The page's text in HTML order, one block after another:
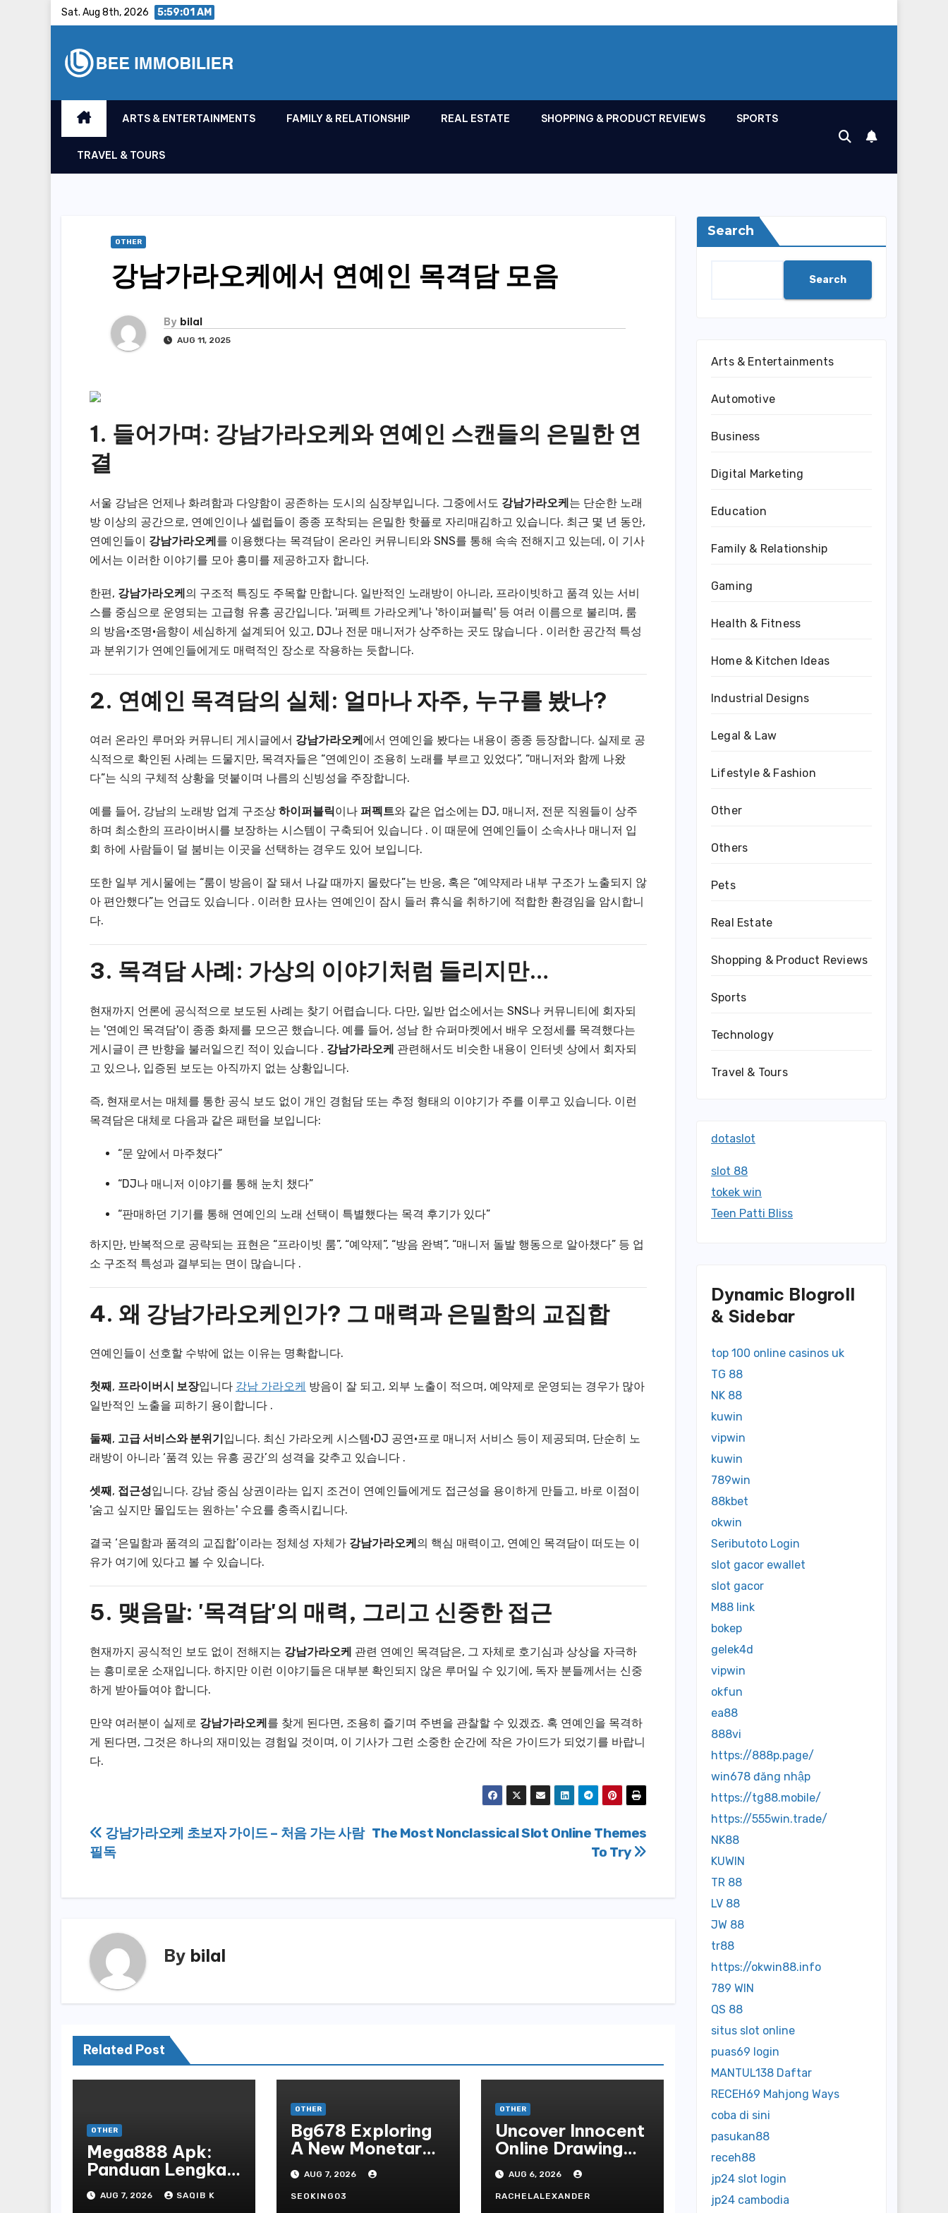
Sat. Aug 8th, 2026 5:59:02 AM
ARTS & ENTERTAINMENTS FAMILY & RELATIONSHIP REAL ESTATE SHOPPING & PRODUCT REVIEWS SPORTS
TRAVEL & TOURS
OTHER
강남가라오케에서 연예인 목격담 모음
By bilal
AUG 11, 2025
1. 들어가며: 강남가라오케와 연예인 스캔들의 은밀한 연
결
서울 강남은 언제나 화려함과 다양함이 공존하는 도시의 심장부입니다. 그중에서도 강남가라오케는 단순한 노래
방 이상의 공간으로, 연예인이나 셀럽들이 종종 포착되는 은밀한 핫플로 자리매김하고 있습니다. 최근 몇 년 동안,
연예인들이 강남가라오케를 이용했다는 목격담이 온라인 커뮤니티와 SNS를 통해 속속 전해지고 있는데, 이 기사
에서는 이러한 이야기를 모아 흥미를 제공하고자 합니다.
한편, 강남가라오케의 구조적 특징도 주목할 만합니다. 일반적인 노래방이 아니라, 프라이빗하고 품격 있는 서비
스를 중심으로 운영되는 고급형 유흥 공간입니다. '퍼펙트 가라오케'나 '하이퍼블릭' 등 여러 이름으로 불리며, 룸
의 방음·조명·음향이 세심하게 설계되어 있고, DJ나 전문 매니저가 상주하는 곳도 많습니다 . 이러한 공간적 특성
과 분위기가 연예인들에게도 매력적인 장소로 작용하는 듯합니다.
2. 연예인 목격담의 실체: 얼마나 자주, 누구를 봤나?
여러 온라인 루머와 커뮤니티 게시글에서 강남가라오케 에서 연예인을 봤다는 내용이 종종 등장합니다. 실제로 공
식적으로 확인된 사례는 드물지만, 목격자들은 “연예인이 조용히 노래를 부르고 있었다”, “매니저와 함께 나왔
다”는 식의 구체적 상황을 덧붙이며 나름의 신빙성을 주장합니다.
예를 들어, 강남의 노래방 업계 구조상 하이퍼블릭이나 퍼펙트와 같은 업소에는 DJ, 매니저, 전문 직원들이 상주
하며 최소한의 프라이버시를 보장하는 시스템이 구축되어 있습니다 . 이 때문에 연예인들이 소속사나 매니저 입
회 하에 사람들이 덜 붐비는 이곳을 선택하는 경우도 있어 보입니다.
또한 일부 게시물에는 “룸이 방음이 잘 돼서 나갈 때까지 몰랐다”는 반응, 혹은 “예약제라 내부 구조가 노출되지 않
아 편안했다”는 언급도 있습니다 . 이러한 묘사는 연예인이 잠시 들러 휴식을 취하기에 적합한 환경임을 암시합니
다.
3. 목격담 사례: 가상의 이야기처럼 들리지만…
현재까지 언론에 공식적으로 보도된 사례는 찾기 어렵습니다. 다만, 일반 업소에서는 SNS나 커뮤니티에 회자되
는 '연예인 목격담'이 종종 화제를 모으곤 했습니다. 예를 들어, 성남 한 슈퍼마켓에서 배우 오정세를 목격했다는
게시글이 큰 반향을 불러일으킨 적이 있습니다 . 강남가라오케 관련해서도 비슷한 내용이 인터넷 상에서 회자되
고 있으나, 입증된 보도는 아직까지 없는 상황입니다.
즉, 현재로서는 매체를 통한 공식 보도 없이 개인 경험담 또는 추정 형태의 이야기가 주를 이루고 있습니다. 이런
목격담은 대체로 다음과 같은 패턴을 보입니다:
“문 앞에서 마주쳤다”
“DJ나 매니저 이야기를 통해 눈치 챘다”
“판매하던 기기를 통해 연예인의 노래 선택이 특별했다는 목격 후기가 있다”
하지만, 반복적으로 공략되는 표현은 “프라이빗 룸”, “예약제”, “방음 완벽”, “매니저 돌발 행동으로 알아챘다” 등 업
소 구조적 특성과 결부되는 면이 많습니다 .
4. 왜 강남가라오케인가? 그 매력과 은밀함의 교집합
연예인들이 선호할 수밖에 없는 이유는 명확합니다.
첫째, 프라이버시 보장입니다 강남 가라오케 방음이 잘 되고, 외부 노출이 적으며, 예약제로 운영되는 경우가 많아
일반적인 노출을 피하기 용이합니다 .
둘째, 고급 서비스와 분위기입니다. 최신 가라오케 시스템·DJ 공연·프로 매니저 서비스 등이 제공되며, 단순히 노
래방이 아니라 ‘품격 있는 유흥 공간’의 성격을 갖추고 있습니다 .
셋째, 접근성입니다. 강남 중심 상권이라는 입지 조건이 연예인들에게도 접근성을 용이하게 만들고, 바로 이점이
'숨고 싶지만 몰입도는 원하는' 수요를 충족시킵니다.
결국 ‘은밀함과 품격의 교집합’이라는 정체성 자체가 강남가라오케의 핵심 매력이고, 연예인 목격담이 떠도는 이
유가 여기에 있다고 볼 수 있습니다.
5. 맺음말: '목격담'의 매력, 그리고 신중한 접근
현재까지 공식적인 보도 없이 전해지는 강남가라오케 관련 연예인 목격담은, 그 자체로 호기심과 상상을 자극하
는 흥미로운 소재입니다. 하지만 이런 이야기들은 대부분 확인되지 않은 루머일 수 있기에, 독자 분들께서는 신중
하게 받아들여야 합니다.
만약 여러분이 실제로 강남가라오케 를 찾게 된다면, 조용히 즐기며 주변을 관찰할 수 있겠죠. 혹 연예인을 목격하
게 된다면, 그것은 하나의 재미있는 경험일 것이며, 이 기사가 그런 소중한 순간에 작은 가이드가 되었기를 바랍니
다.
Post
navigation
The Most Nonclassical Slot Online Themes
To Try
강남가라오케 초보자 가이드 – 처음 가는 사람
필독
By bilal
Related Post
OTHER
Mega888 Apk:
Panduan Lengkap
Untuk
Mengunduh,
AUG 7, 2026 SAQIB K
OTHER
Bg678 Exploring
A New Monetary
Standard In
Bodoni Online
Entertainment
AUG 7, 2026
SEOKING03
OTHER
Uncover Innocent
Online Drawing
Secrets
AUG 6, 2026
RACHELALEXANDER
Search
Search
Arts & Entertainments
Automotive
Business
Digital Marketing
Education
Family & Relationship
Gaming
Health & Fitness
Home & Kitchen Ideas
Industrial Designs
Legal & Law
Lifestyle & Fashion
Other
Others
Pets
Real Estate
Shopping & Product Reviews
Sports
Technology
Travel & Tours
dotaslot
slot 88
tokek win
Teen Patti Bliss
Dynamic Blogroll
& Sidebar
top 100 online casinos uk
TG 88
NK 88
kuwin
vipwin
kuwin
789win
88kbet
okwin
Seributoto Login
slot gacor ewallet
slot gacor
M88 link
bokep
gelek4d
vipwin
okfun
ea88
888vi
https://888p.page/
win678 đăng nhập
https://tg88.mobile/
https://555win.trade/
NK88
KUWIN
TR 88
LV 88
JW 88
tr88
https://okwin88.info
789 WIN
QS 88
situs slot online
puas69 login
MANTUL138 Daftar
RECEH69 Mahjong Ways
coba di sini
pasukan88
receh88
jp24 slot login
jp24 cambodia